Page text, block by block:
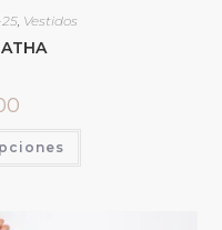
, Vestidos